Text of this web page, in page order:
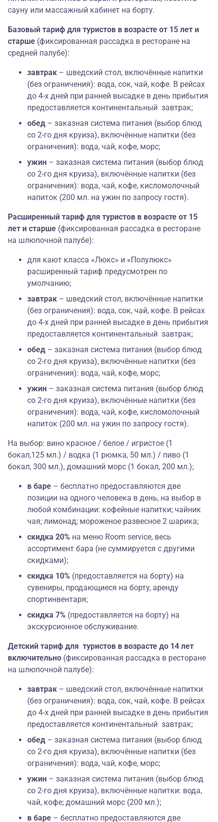
сауну или массажный кабинет на борту.
Базовый тариф для туристов в возрасте от 15 лет и
старше (фиксированная рассадка в ресторане на
средней палубе):
завтрак – шведский стол, включённые напитки
(без ограничения): вода, сок, чай, кофе. В рейсах
до 4-х дней при ранней высадке в день прибытия
предоставляется континентальный завтрак;
обед – заказная система питания (выбор блюд
со 2-го дня круиза), включённые напитки (без
ограничения): вода, чай, кофе, морс;
ужин – заказная система питания (выбор блюд
со 2-го дня круиза), включённые напитки (без
ограничения): вода, чай, кофе, кисломолочный
напиток (200 мл. на ужин по запросу гостя).
Расширенный тариф для туристов в возрасте от 15
лет и старше (фиксированная рассадка в ресторане
на шлюпочной палубе):
для кают класса «Люкс» и «Полулюкс»
расширенный тариф предусмотрен по
умолчанию;
завтрак – шведский стол, включённые напитки
(без ограничения): вода, сок, чай, кофе. В рейсах
до 4-х дней при ранней высадке в день прибытия
предоставляется континентальный завтрак;
обед – заказная система питания (выбор блюд
со 2-го дня круиза), включённые напитки (без
ограничения): вода, чай, кофе, морс;
ужин – заказная система питания (выбор блюд
со 2-го дня круиза), включённые напитки (без
ограничения): вода, чай, кофе, кисломолочный
напиток (200 мл. на ужин по запросу гостя).
На выбор: вино красное / белое / игристое (1
бокал,125 мл.) / водка (1 рюмка, 50 мл.) / пиво (1
бокал, 300 мл.), домашний морс (1 бокал, 200 мл.);
в баре – бесплатно предоставляются две
позиции на одного человека в день, на выбор в
любой комбинации: кофейные напитки; чайник
чая; лимонад; мороженое развесное 2 шарика;
скидка 20% на меню Room service, весь
ассортимент бара (не суммируется с другими
скидками);
скидка 10% (предоставляется на борту) на
сувениры, продающиеся на борту, аренду
спортинвентаря;
скидка 7% (предоставляется на борту) на
экскурсионное обслуживание.
Детский тариф для туристов в возрасте до 14 лет
включительно (фиксированная рассадка в ресторане
на шлюпочной палубе):
завтрак – шведский стол, включённые напитки
(без ограничения): вода, сок, чай, кофе. В рейсах
до 4-х дней при ранней высадке в день прибытия
предоставляется континентальный завтрак;
обед – заказная система питания (выбор блюд
со 2-го дня круиза), включённые напитки (без
ограничения): вода, чай, кофе, морс;
ужин – заказная система питания (выбор блюд
со 2-го дня круиза), включённые напитки: вода,
чай, кофе; домашний морс (200 мл.);
в баре – бесплатно предоставляются две